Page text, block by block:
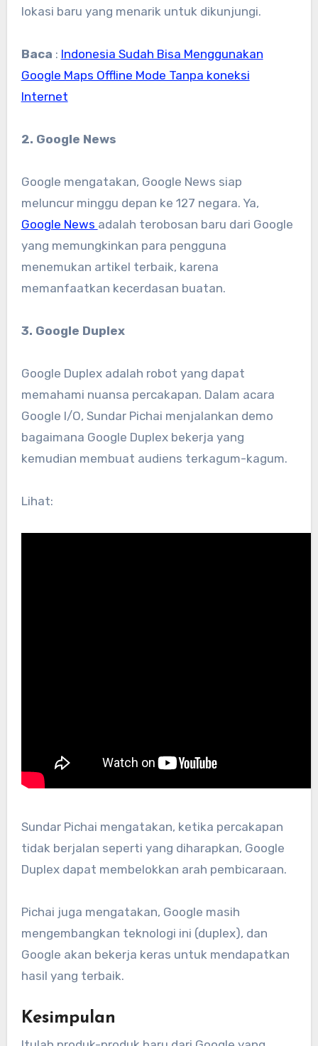
lokasi baru yang menarik untuk dikunjungi.
Baca : Indonesia Sudah Bisa Menggunakan
Google Maps Offline Mode Tanpa koneksi
Internet
2. Google News
Google mengatakan, Google News siap
meluncur minggu depan ke 127 negara. Ya,
Google News adalah terobosan baru dari Google
yang memungkinkan para pengguna
menemukan artikel terbaik, karena
memanfaatkan kecerdasan buatan.
3. Google Duplex
Google Duplex adalah robot yang dapat
memahami nuansa percakapan. Dalam acara
Google I/O, Sundar Pichai menjalankan demo
bagaimana Google Duplex bekerja yang
kemudian membuat audiens terkagum-kagum.
Lihat:
Sundar Pichai mengatakan, ketika percakapan
tidak berjalan seperti yang diharapkan, Google
Duplex dapat membelokkan arah pembicaraan.
Pichai juga mengatakan, Google masih
mengembangkan teknologi ini (duplex), dan
Google akan bekerja keras untuk mendapatkan
hasil yang terbaik.
Kesimpulan